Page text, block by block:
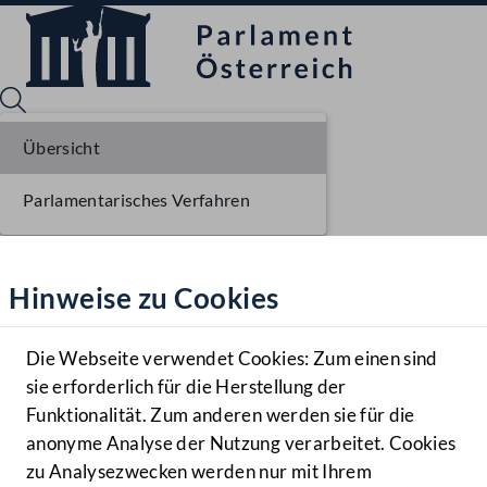
Hilfe
Benutzer
Navigationsmenü öffnen
MENÜ
Hinweise zu Cookies
Die Webseite verwendet Cookies: Zum einen sind
sie erforderlich für die Herstellung der
Funktionalität. Zum anderen werden sie für die
anonyme Analyse der Nutzung verarbeitet. Cookies
zu Analysezwecken werden nur mit Ihrem
Übersicht
Parlamentarisches Verfahren